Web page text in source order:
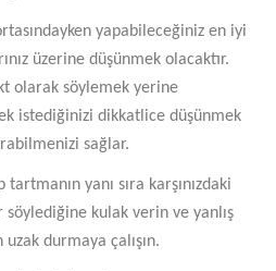
yapabileceğiniz en iyi
üzerine düşünmek olacaktır.
olarak söylemek yerine
istediğinizi dikkatlice düşünmek
sağlar.
yanı sıra karşınızdaki
kulak verin ve yanlış
durmaya çalışın.